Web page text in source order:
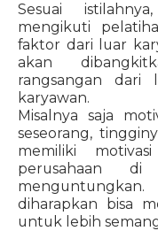
Sesuai
mengikuti
faktor dari luar
akan
rangsangan
karyawan.
Misalnya saja
seseorang,
memiliki
perusahaan
diharapkan bisa
untuk lebih